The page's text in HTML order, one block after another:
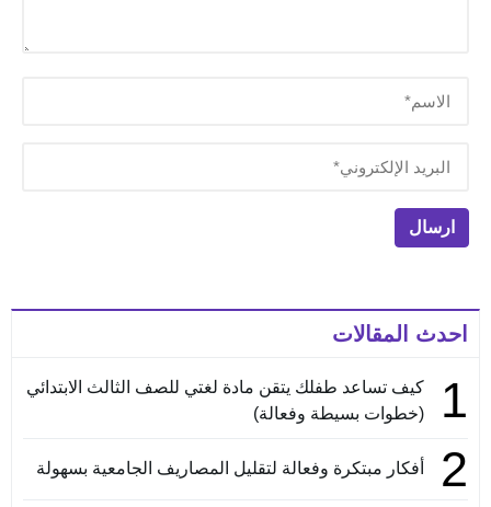
احدث المقالات
1
كيف تساعد طفلك يتقن مادة لغتي للصف الثالث الابتدائي
(خطوات بسيطة وفعالة)
2 أفكار مبتكرة وفعالة لتقليل المصاريف الجامعية بسهولة